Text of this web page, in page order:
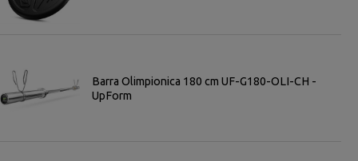
Barra Olimpionica 180 cm UF-G180-OLI-CH -
UpForm